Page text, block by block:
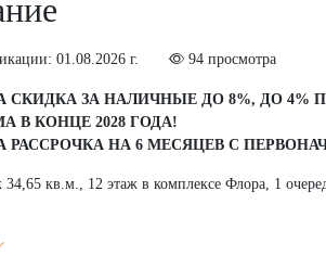
01.08.2026 г. 94 просмотра
ЗА НАЛИЧНЫЕ ДО 8%, ДО 4%
В КОНЦЕ 2028 ГОДА!
НА 6 МЕСЯЦЕВ С
34,65 кв.м., 12 этаж в комплексе Флора, 1
«FLORA» — это идеальное место для жизни,